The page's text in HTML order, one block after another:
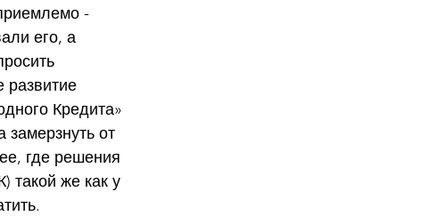
-
его, а
развитие
Кредита»
от
где решения
такой же как у